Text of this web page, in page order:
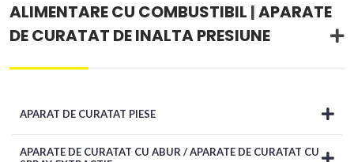
ALIMENTARE CU COMBUSTIBIL |APARATE
DE CURATAT DE INALTA PRESIUNE
APARAT DE CURATAT PIESE
APARATE DE CURATAT CU ABUR / APARATE DE CURATAT CU